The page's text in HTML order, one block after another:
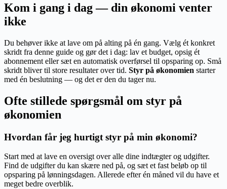
Kom i gang i dag — din økonomi venter
ikke
Du behøver ikke at lave om på alting på én gang. Vælg ét konkret
skridt fra denne guide og gør det i dag: lav et budget, opsig ét
abonnement eller sæt en automatisk overførsel til opsparing op. Små
skridt bliver til store resultater over tid. Styr på økonomien starter
med én beslutning — og det er den du tager nu.
Ofte stillede spørgsmål om styr på
økonomien
Hvordan får jeg hurtigt styr på min økonomi?
Start med at lave en oversigt over alle dine indtægter og udgifter.
Find de udgifter du kan skære ned på, og sæt et fast beløb op til
opsparing på lønningsdagen. Allerede efter én måned vil du have et
meget bedre overblik.